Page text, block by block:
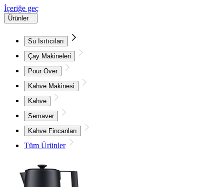
İçeriğe geç
Ürünler
Su Isıtıcıları
Çay Makineleri
Pour Over
Kahve Makinesi
Kahve
Semaver
Kahve Fincanları
Tüm Ürünler